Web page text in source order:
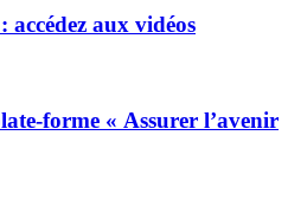
aux vidéos
forme « Assurer l’avenir